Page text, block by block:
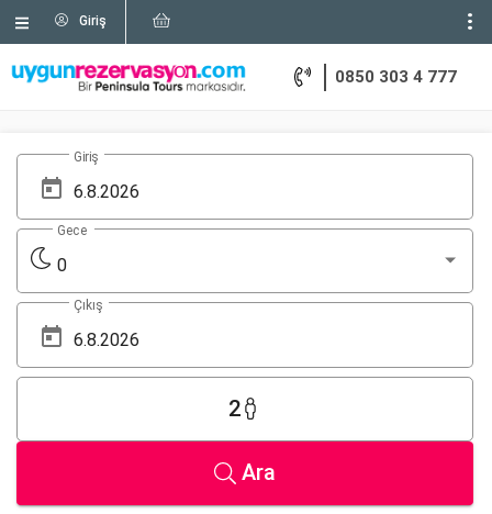
Giriş
0850 303 4 777
Giriş
0
Gece
Çıkış
2
Ara